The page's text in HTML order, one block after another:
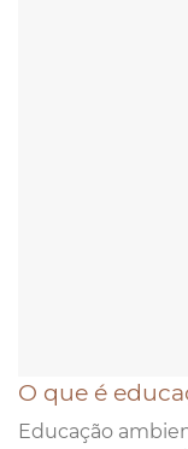
O que é
Educação